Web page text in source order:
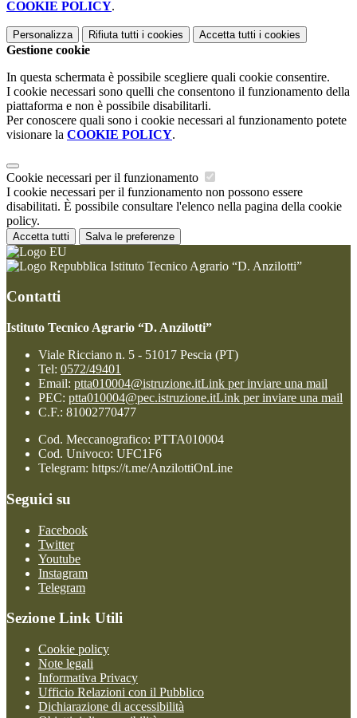
COOKIE POLICY.
Personalizza Rifiuta tutti i cookies Accetta tutti i cookies
Gestione cookie
In questa schermata è possibile scegliere quali cookie consentire.
I cookie necessari sono quelli che consentono il funzionamento della
piattaforma e non è possibile disabilitarli.
Per conoscere quali sono i cookie necessari al funzionamento potete
visionare la COOKIE POLICY.
Cookie necessari per il funzionamento
I cookie necessari per il funzionamento non possono essere
disabilitati. È possibile consultare l'elenco nella pagina della cookie
policy.
Accetta tutti Salva le preferenze
Istituto Tecnico Agrario “D. Anzilotti”
Contatti
Istituto Tecnico Agrario “D. Anzilotti”
Viale Ricciano n. 5 - 51017 Pescia (PT)
Tel: 0572/49401
Email: ptta010004@istruzione.itLink per inviare una mail
PEC: ptta010004@pec.istruzione.itLink per inviare una mail
C.F.: 81002770477
Cod. Meccanografico: PTTA010004
Cod. Univoco: UFC1F6
Telegram: https://t.me/AnzilottiOnLine
Seguici su
Facebook
Twitter
Youtube
Instagram
Telegram
Sezione Link Utili
Cookie policy
Note legali
Informativa Privacy
Ufficio Relazioni con il Pubblico
Dichiarazione di accessibilità